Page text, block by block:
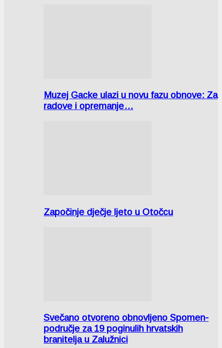
Muzej Gacke ulazi u novu fazu obnove: Za
radove i opremanje…
Započinje dječje ljeto u Otočcu
Svečano otvoreno obnovljeno Spomen-
područje za 19 poginulih hrvatskih
branitelja u Zalužnici